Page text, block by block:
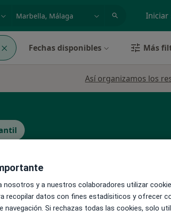
p. ej. Madrid Iniciar
Fechas disponibles Más
Así organizamos los
La reserva de cita online no está
Pedir una cita
nosotros y a nuestros colaboradores utilizar
recopilar datos con fines estadísiticos y ofrecer
navegación. Si rechazas todas las cookies, solo